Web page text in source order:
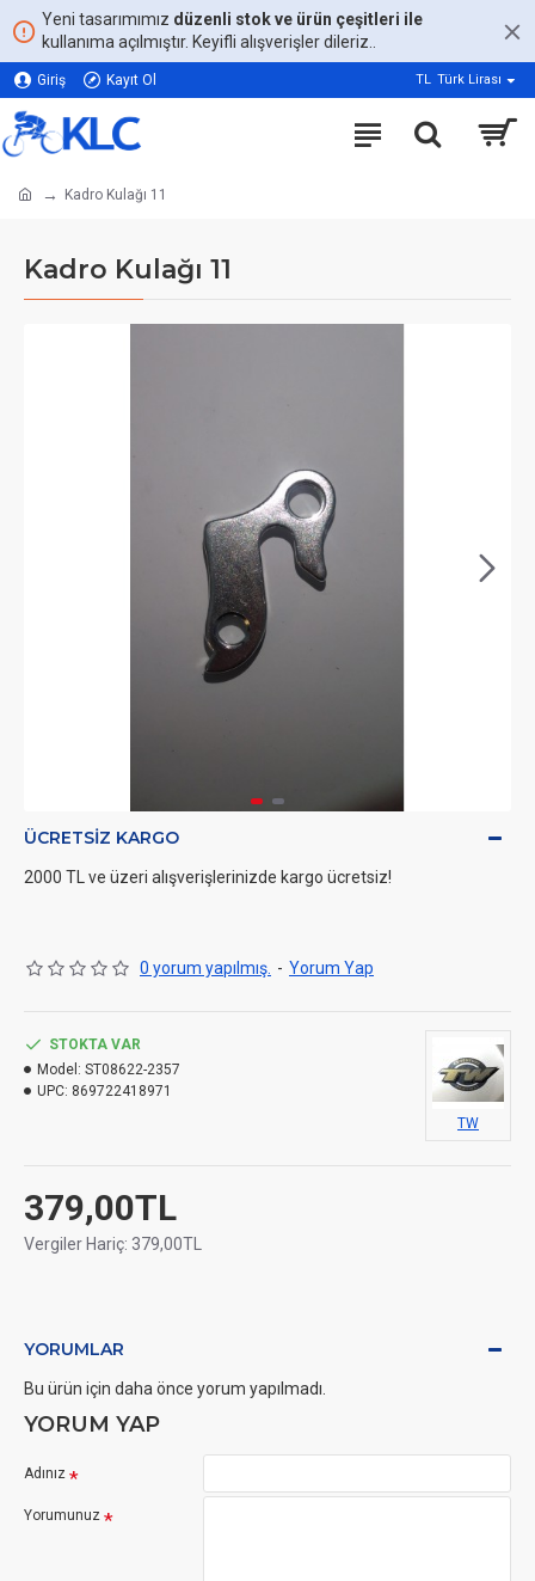
Yeni tasarımımız düzenli stok ve ürün çeşitleri ile
kullanıma açılmıştır. Keyifli alışverişler dileriz..
Giriş Kayıt Ol TL Türk Lirası
Kadro Kulağı 11
Kadro Kulağı 11
ÜCRETSIZ KARGO
2000 TL ve üzeri alışverişlerinizde kargo ücretsiz!
0 yorum yapılmış. - Yorum Yap
379,00TL
Vergiler Hariç: 379,00TL
STOKTA VAR
Model: ST08622-2357
UPC: 869722418971
TW
YORUMLAR
Bu ürün için daha önce yorum yapılmadı.
YORUM YAP
Adınız
Yorumunuz